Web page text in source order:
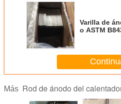
Varilla de
o ASTM
Más Rod de ánodo del